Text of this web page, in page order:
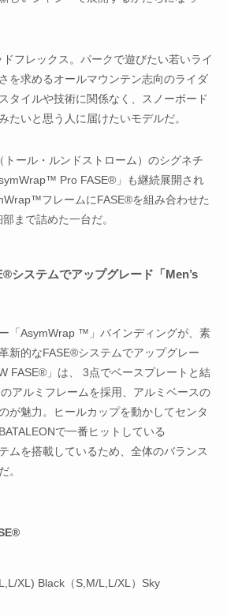
フレックス。パークで遊びたい若いライ
を求めるオールマウンテン志向のライダ
タイルや技術に関係なく、スノーボード
たいと思う人に届けたいモデルだ。
ール・ルンドストローム）のシグネチ
Pro FASE®」も継続展開され
フレームにFASE®を組み合わせた
まで詰めた一台だ。
システムでアップグレード 「Men’s
「AsymWrap ™」バインディングが、素
新的なFASE®システムでアップグレー
FASE®」は、 3点でベースプレートと結
アルミフレームを採用、アルミベースの
が魅力。ヒールカップを動かしてセンタ
で一番ヒットしている
ムを搭載しているため、全体のバランス
。
XL) Black（S,M/L,L/XL）Sky